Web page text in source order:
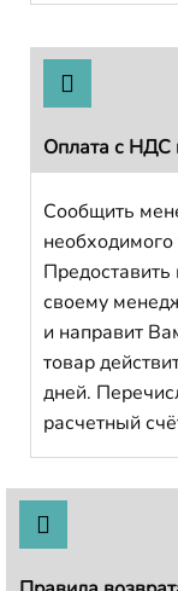
Оплата с НДС
Сообщить
необходимого
своему
и направит
товар
дней.
расчетный